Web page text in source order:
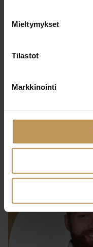
Mieltymykset
Tilastot
Markkinointi
Jouko Järvelä
Lue artikkeli